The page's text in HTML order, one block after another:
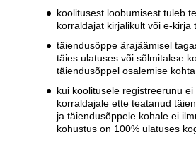
koolitusest loobumisest tuleb
korraldajat kirjalikult või e-kirja
täiendusõppe ärajäämisel
täies ulatuses või sõlmitakse
täiendusõppel osalemise
kui koolitusele registreerunu
korraldajale ette teatanud
ja täiendusõppele kohale ei
kohustus on 100% ulatuses